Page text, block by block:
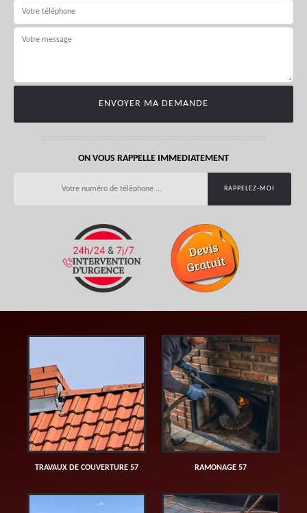
ON VOUS RAPPELLE IMMEDIATEMENT
TRAVAUX DE COUVERTURE 57 RAMONAGE 57